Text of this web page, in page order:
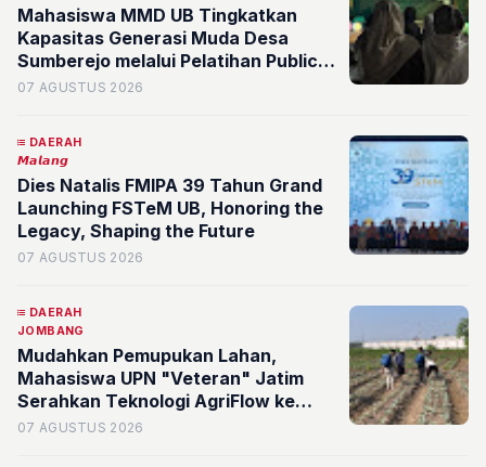
Mahasiswa MMD UB Tingkatkan
Kapasitas Generasi Muda Desa
Sumberejo melalui Pelatihan Public
Speaking dan Digitalisasi Potensi
07 AGUSTUS 2026
DAERAH
𝙈𝙖𝙡𝙖𝙣𝙜
Dies Natalis FMIPA 39 Tahun Grand
Launching FSTeM UB, Honoring the
Legacy, Shaping the Future
07 AGUSTUS 2026
DAERAH
JOMBANG
Mudahkan Pemupukan Lahan,
Mahasiswa UPN "Veteran" Jatim
Serahkan Teknologi AgriFlow ke
Petani Desa Ngoro, Jombang
07 AGUSTUS 2026